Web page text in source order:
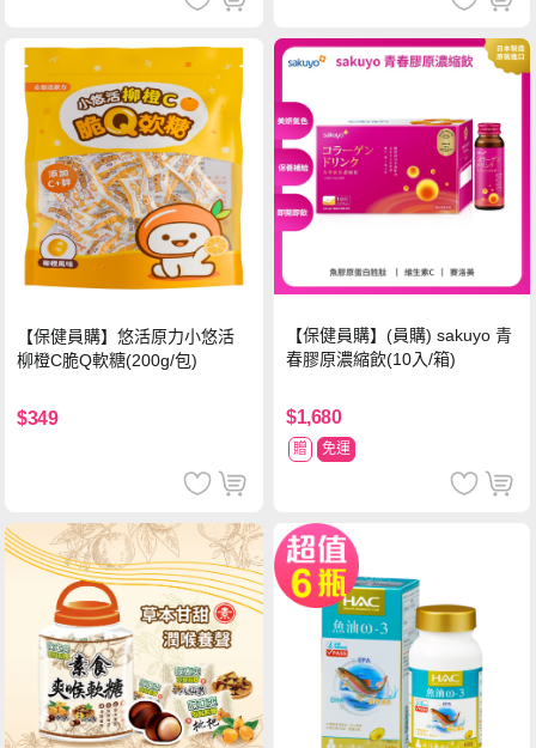
【保健員購】悠活原力小悠活
柳橙C脆Q軟糖(200g/包)
$349
【保健員購】(員購) sakuyo 青
春膠原濃縮飲(10入/箱)
$1,680
贈 免運